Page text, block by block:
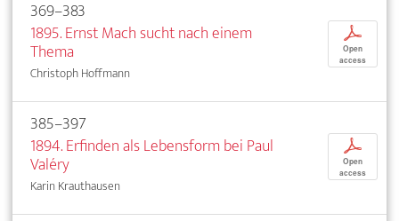
369–383
1895. Ernst Mach sucht nach einem
Thema
Christoph Hoffmann
p
Open
access
385–397
1894. Erfinden als Lebensform bei Paul
Valéry
Karin Krauthausen
p
Open
access